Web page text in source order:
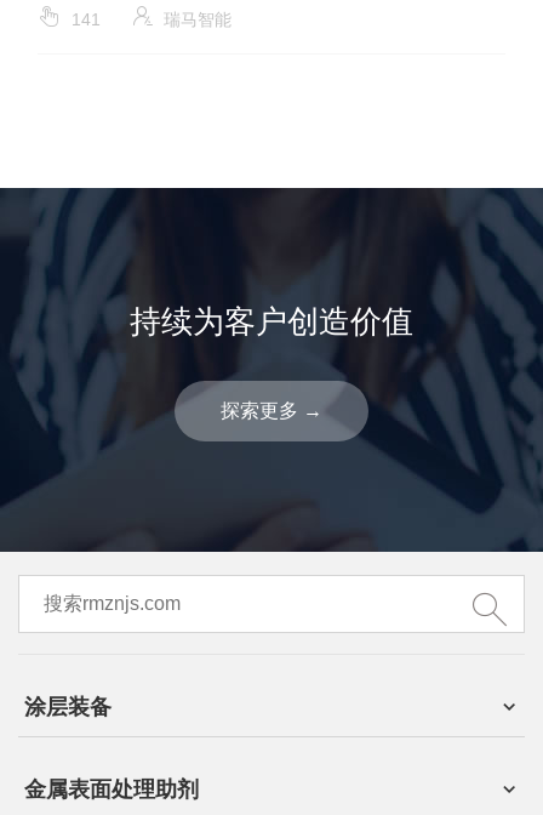
141 瑞马智能
持续为客户创造价值
探索更多 →
涂层装备
金属表面处理助剂